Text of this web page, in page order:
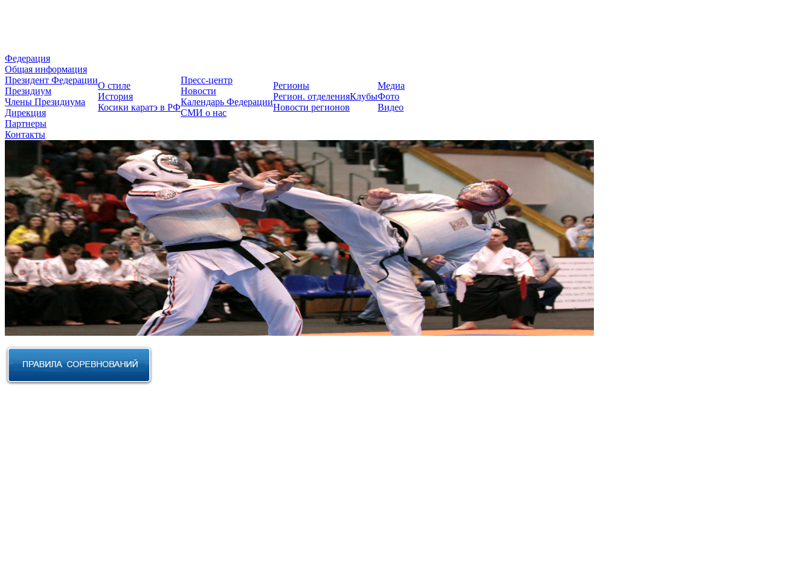
Федерация
Общая информация
Президент Федерации
Президиум
Члены Президиума
Дирекция
Партнеры
Контакты
О стиле
История
Косики каратэ в РФ
Пресс-центр
Новости
Календарь Федерации
СМИ о нас
Регионы
Регион. отделения
Новости регионов
Клубы
Медиа
Фото
Видео